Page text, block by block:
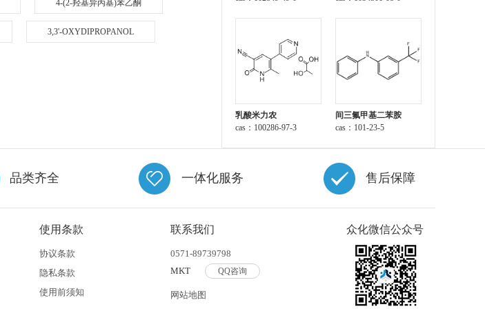
4-(2-羟基异丙基)苯乙酮
3,3'-OXYDIPROPANOL
乳酸米力农
cas：100286-97-3
间三氟甲基二苯胺
cas：101-23-5
品类齐全 一体化服务 售后保障
使用条款
协议条款
隐私条款
使用前须知
联系我们
0571-89739798
MKT
QQ咨询
网站地图
众化微信公众号